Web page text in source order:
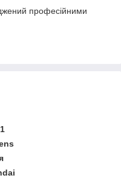
професійними